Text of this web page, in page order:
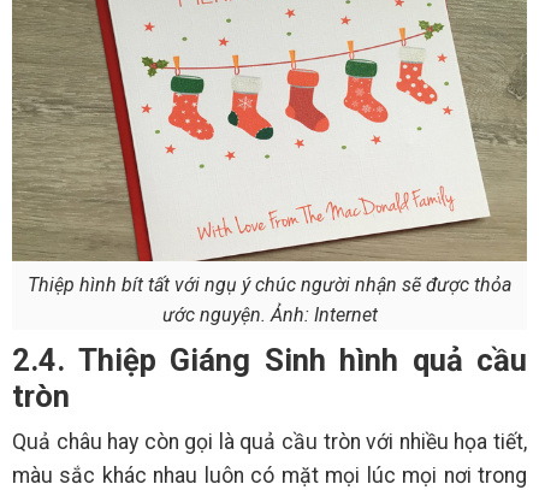
Thiệp hình bít tất với ngụ ý chúc người nhận sẽ được thỏa
ước nguyện. Ảnh: Internet
2.4. Thiệp Giáng Sinh hình quả cầu
tròn
Quả châu hay còn gọi là quả cầu tròn với nhiều họa tiết,
màu sắc khác nhau luôn có mặt mọi lúc mọi nơi trong